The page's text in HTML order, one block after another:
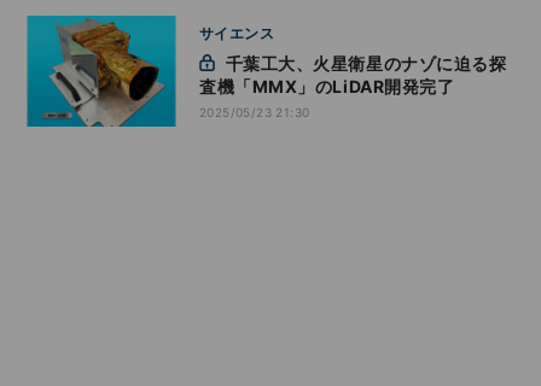
サイエンス
査機「MMX」のLiDAR開発完了
2025/05/23 21:30